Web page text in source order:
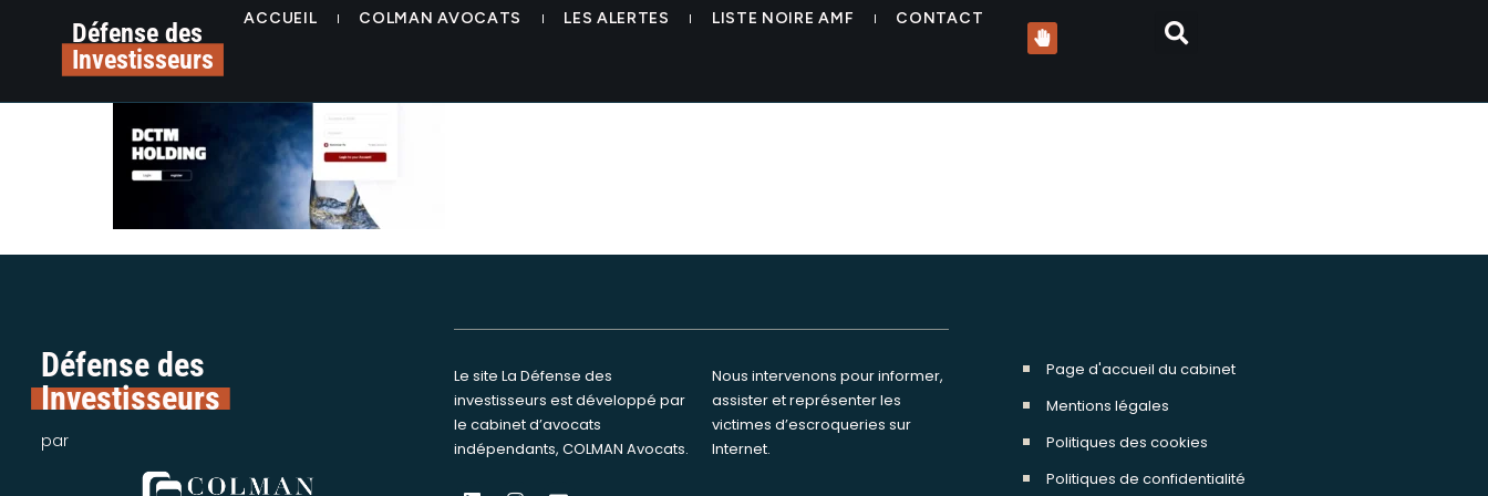
Défense des
Investisseurs
ACCUEIL COLMAN AVOCATS LES ALERTES LISTE NOIRE AMF CONTACT
alerte investissements fraude vins colman avocats dctm holding
Défense des
Investisseurs
par
Le site La Défense des
investisseurs est développé par
le cabinet d’avocats
indépendants, COLMAN Avocats.
Nous intervenons pour informer,
assister et représenter les
victimes d’escroqueries sur
Internet.
Page d'accueil du cabinet
Mentions légales
Politiques des cookies
Politiques de confidentialité